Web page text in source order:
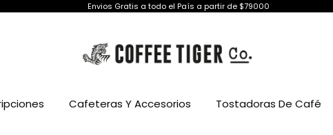
Envios Gratis a todo el País a partir de $79000
Cafeteras Y Accesorios Tostadoras De Café